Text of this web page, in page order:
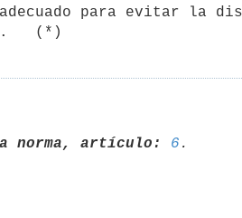
para evitar la
norma, artículo: 6